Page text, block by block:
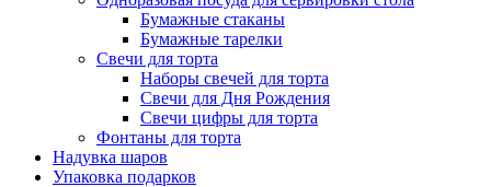
Бумажные стаканы
Бумажные тарелки
Свечи для торта
Наборы свечей для торта
Свечи для Дня Рождения
Свечи цифры для торта
Фонтаны для торта
Надувка шаров
Упаковка подарков